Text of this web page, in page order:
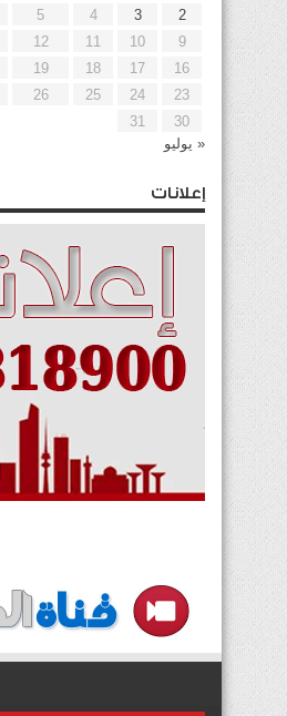
2
3
4
5
9
10
11
12
16
17
18
19
23
24
25
26
30
31
« يوليو
إعلانات